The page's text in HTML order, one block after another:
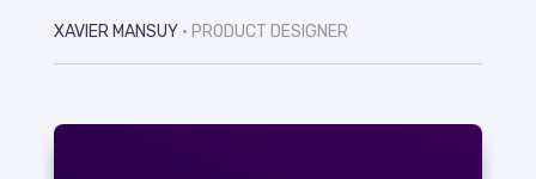
XAVIER MANSUY • PRODUCT DESIGNER